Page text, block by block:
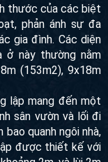
Kích thước của
linh hoạt, phản ánh
của các gia đình.
hình nhà ở này
8.5x18m
(207m2).
lập mang đến một
sân vườn và lối
xinh bao quanh
thự song lập được